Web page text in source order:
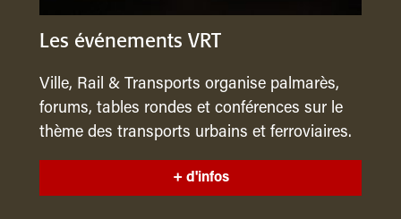
Les événements VRT
Ville, Rail & Transports organise palmarès,
forums, tables rondes et conférences sur le
thème des transports urbains et ferroviaires.
+ d'infos